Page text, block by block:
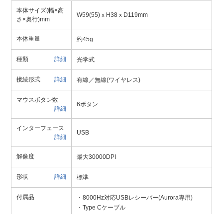
本体サイズ(幅×高
さ×奥行)mm
W59(55)ｘH38ｘD119mm
本体重量 約45g
種類 詳細 光学式
接続形式 詳細 有線／無線(ワイヤレス)
マウスボタン数
詳細
6ボタン
インターフェース
詳細
USB
解像度 最大30000DPI
形状 詳細 標準
付属品
・8000Hz対応USBレシーバー(Aurora専用)
・Type Cケーブル